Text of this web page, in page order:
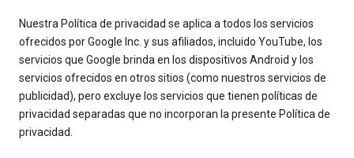
Nuestra Política de privacidad se aplica a todos los servicios
ofrecidos por Google Inc. y sus afiliados, incluido YouTube, los
servicios que Google brinda en los dispositivos Android y los
servicios ofrecidos en otros sitios (como nuestros servicios de
publicidad), pero excluye los servicios que tienen políticas de
privacidad separadas que no incorporan la presente Política de
privacidad.